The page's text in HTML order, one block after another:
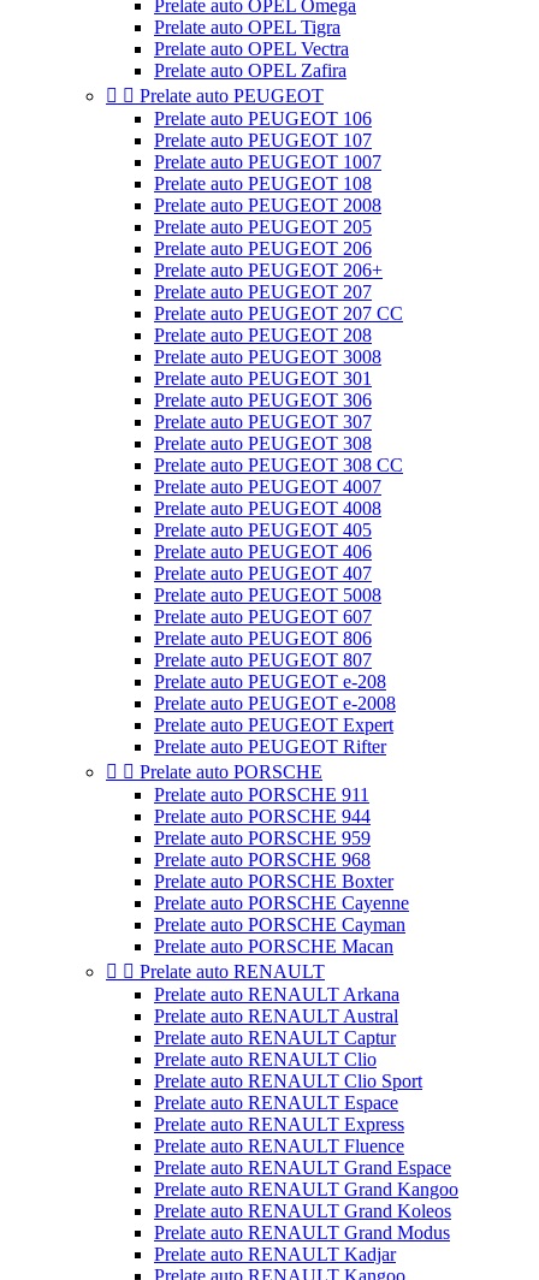
Prelate auto OPEL Omega
Prelate auto OPEL Tigra
Prelate auto OPEL Vectra
Prelate auto OPEL Zafira
  Prelate auto PEUGEOT
Prelate auto PEUGEOT 106
Prelate auto PEUGEOT 107
Prelate auto PEUGEOT 1007
Prelate auto PEUGEOT 108
Prelate auto PEUGEOT 2008
Prelate auto PEUGEOT 205
Prelate auto PEUGEOT 206
Prelate auto PEUGEOT 206+
Prelate auto PEUGEOT 207
Prelate auto PEUGEOT 207 CC
Prelate auto PEUGEOT 208
Prelate auto PEUGEOT 3008
Prelate auto PEUGEOT 301
Prelate auto PEUGEOT 306
Prelate auto PEUGEOT 307
Prelate auto PEUGEOT 308
Prelate auto PEUGEOT 308 CC
Prelate auto PEUGEOT 4007
Prelate auto PEUGEOT 4008
Prelate auto PEUGEOT 405
Prelate auto PEUGEOT 406
Prelate auto PEUGEOT 407
Prelate auto PEUGEOT 5008
Prelate auto PEUGEOT 607
Prelate auto PEUGEOT 806
Prelate auto PEUGEOT 807
Prelate auto PEUGEOT e-208
Prelate auto PEUGEOT e-2008
Prelate auto PEUGEOT Expert
Prelate auto PEUGEOT Rifter
  Prelate auto PORSCHE
Prelate auto PORSCHE 911
Prelate auto PORSCHE 944
Prelate auto PORSCHE 959
Prelate auto PORSCHE 968
Prelate auto PORSCHE Boxter
Prelate auto PORSCHE Cayenne
Prelate auto PORSCHE Cayman
Prelate auto PORSCHE Macan
  Prelate auto RENAULT
Prelate auto RENAULT Arkana
Prelate auto RENAULT Austral
Prelate auto RENAULT Captur
Prelate auto RENAULT Clio
Prelate auto RENAULT Clio Sport
Prelate auto RENAULT Espace
Prelate auto RENAULT Express
Prelate auto RENAULT Fluence
Prelate auto RENAULT Grand Espace
Prelate auto RENAULT Grand Kangoo
Prelate auto RENAULT Grand Koleos
Prelate auto RENAULT Grand Modus
Prelate auto RENAULT Kadjar
Prelate auto RENAULT Kangoo